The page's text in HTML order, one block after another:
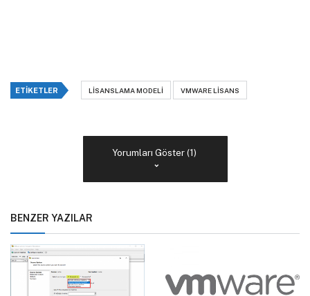
ETIKETLER LISANSLAMA MODELI VMWARE LISANS
Yorumları Göster (1)
BENZER YAZILAR